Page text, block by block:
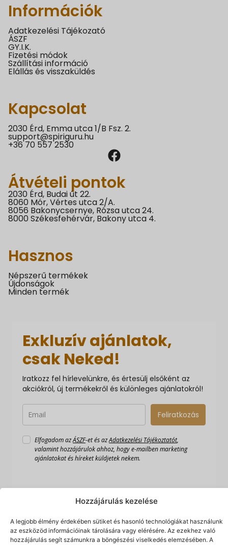
Hozzájárulás kezelése
A legjobb élmény érdekében sütiket és hasonló technológiákat használunk
az eszközöd információinak tárolására vagy elérésére. Az ezekhez való
hozzájárulás segít számunkra a böngészési viselkedés elemzésében. A
Információk
Adatkezelési Tájékozató
ÁSZF
GY.I.K.
Fizetési módok
Szállítási információ
Elállás és visszaküldés
Kapcsolat
2030 Érd, Emma utca 1/B Fsz. 2.
support@spiriguru.hu
+36 70 557 2530
Átvételi pontok
2030 Érd, Budai út 22.
8060 Mór, Vértes utca 2/A.
8056 Bakonycsernye, Rózsa utca 24.
8000 Székesfehérvár, Bakony utca 4.
Hasznos
Népszerű termékek
Újdonságok
Minden termék
Exkluzív ajánlatok,
csak Neked!
Iratkozz fel hírlevelünkre, és értesülj elsőként az
akciókról, új termékekről és különleges ajánlatokról!
Feliratkozás
Elfogadom azÁSZF-et és azAdatkezelési Tájékoztatót,
valamint hozzájárulok ahhoz, hogy e-mailben marketing
ajánlatokat és híreket küldjetek nekem.